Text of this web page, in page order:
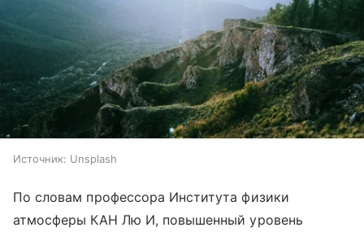
Источник: Unsplash
По словам профессора Института физики
атмосферы КАН Лю И, повышенный уровень